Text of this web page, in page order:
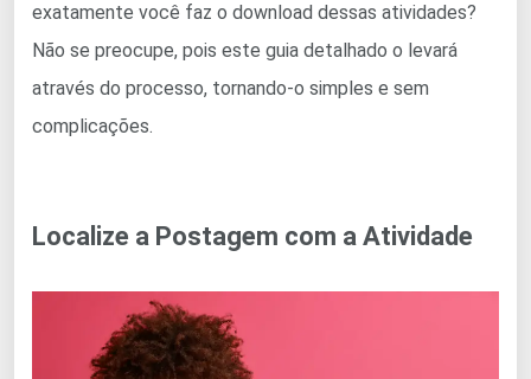
exatamente você faz o download dessas atividades?
Não se preocupe, pois este guia detalhado o levará
através do processo, tornando-o simples e sem
complicações.
Localize a Postagem com a Atividade